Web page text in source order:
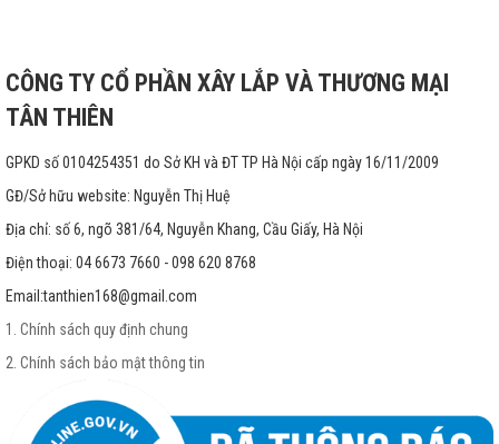
CÔNG TY CỔ PHẦN XÂY LẮP VÀ THƯƠNG MẠI
TÂN THIÊN
GPKD số 0104254351 do Sở KH và ĐT TP Hà Nội cấp ngày 16/11/2009
GĐ/Sở hữu website: Nguyễn Thị Huệ
Địa chỉ: số 6, ngõ 381/64, Nguyễn Khang, Cầu Giấy, Hà Nội
Điện thoại: 04 6673 7660 - 098 620 8768
Email:tanthien168@gmail.com
1. Chính sách quy định chung
2. Chính sách bảo mật thông tin